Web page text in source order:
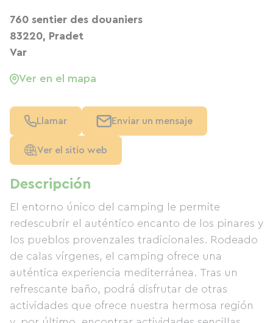
Descripción
El entorno único del camping le permite
redescubrir el auténtico encanto de los pinares y
los pueblos provenzales tradicionales. Rodeado
de calas vírgenes, el camping ofrece una
auténtica experiencia mediterránea. Tras un
refrescante baño, podrá disfrutar de otras
actividades que ofrece nuestra hermosa región
760 sentier des douaniers
83220, Pradet
Var
Ver en el mapa
Llamar Enviar un mensaje
Ver el sitio web